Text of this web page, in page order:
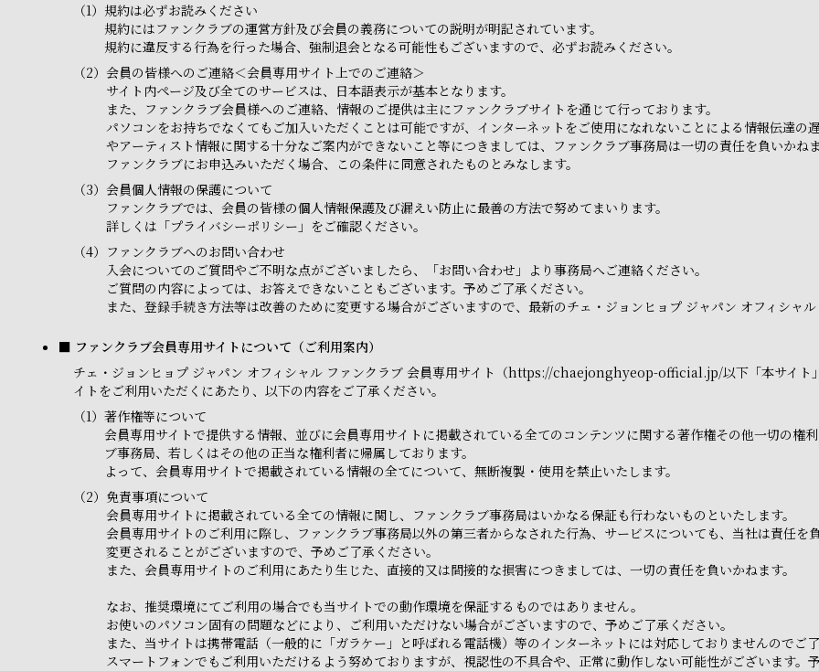
（1） 規約は必ずお読みください
規約にはファンクラブの運営方針及び会員の義務についての説明が明記されています。
規約に違反する行為を行った場合、強制退会となる可能性もございますので、必ずお読みください。
（2） 会員の皆様へのご連絡＜会員専用サイト上でのご連絡＞
サイト内ページ及び全てのサービスは、日本語表示が基本となります。
また、ファンクラブ会員様へのご連絡、情報のご提供は主にファンクラブサイトを通じて行っております。
パソコンをお持ちでなくてもご加入いただくことは可能ですが、インターネットをご使用になれないことによる情報伝達
やアーティスト情報に関する十分なご案内ができないこと等につきましては、ファンクラブ事務局は一切の責任を負いかねま
ファンクラブにお申込みいただく場合、この条件に同意されたものとみなします。
（3） 会員個人情報の保護について
ファンクラブでは、会員の皆様の個人情報保護及び漏えい防止に最善の方法で努めてまいります。
詳しくは「プライバシーポリシー」をご確認ください。
（4） ファンクラブへのお問い合わせ
入会についてのご質問やご不明な点がございましたら、「お問い合わせ」より事務局へご連絡ください。
ご質問の内容によっては、お答えできないこともございます。予めご了承ください。
また、登録手続き方法等は改善のために変更する場合がございますので、最新のチェ・ジョンヒョプ ジャパン オフィシャル
■ ファンクラブ会員専用サイトについて（ご利用案内）
チェ・ジョンヒョプ ジャパン オフィシャル ファンクラブ 会員専用サイト（https://chaejonghyeop-official.jp/以下「本サイト
イトをご利用いただくにあたり、以下の内容をご了承ください。
（1） 著作権等について
会員専用サイトで提供する情報、並びに会員専用サイトに掲載されている全てのコンテンツに関する著作権その他一切の権
ブ事務局、若しくはその他の正当な権利者に帰属しております。
よって、会員専用サイトで掲載されている情報の全てについて、無断複製・使用を禁止いたします。
（2） 免責事項について
会員専用サイトに掲載されている全ての情報に関し、ファンクラブ事務局はいかなる保証も行わないものといたします。
会員専用サイトのご利用に際し、ファンクラブ事務局以外の第三者からなされた行為、サービスについても、当社は責任
変更されることがございますので、予めご了承ください。
また、会員専用サイトのご利用にあたり生じた、直接的又は間接的な損害につきましては、一切の責任を負いかねます。
なお、推奨環境にてご利用の場合でも当サイトでの動作環境を保証するものではありません。
お使いのパソコン固有の問題などにより、ご利用いただけない場合がございますので、予めご了承ください。
また、当サイトは携帯電話（一般的に「ガラケー」と呼ばれる電話機）等のインターネットには対応しておりませんのでご了
スマートフォンでもご利用いただけるよう努めておりますが、視認性の不具合や、正常に動作しない可能性がございます。